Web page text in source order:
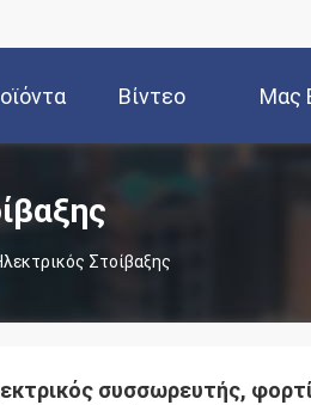
Βίντεο Μας
Στοίβαξης
συσσωρευτής,